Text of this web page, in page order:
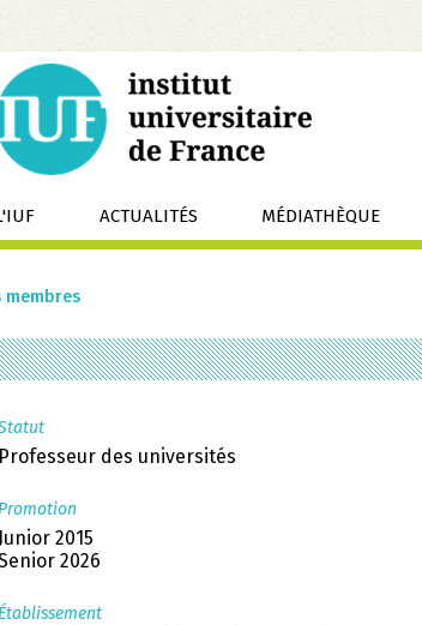
ACTUALITÉS
MÉDIATHÈQUE
membres
Professeur des universités
Promotion
Junior 2015
2026
Établissement